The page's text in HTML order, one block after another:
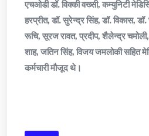
एचओडी डॉ. विक्की वख्सी, कम्युनिटी
हरप्रीत, डॉ. सुरेन्द्र सिंह, डॉ. विकास,
रूचि, सूरज रावत, प्रदीप, शैलेन्द्र
शाह, जतिन सिंह, विजय जमलोकी सहित
कर्मचारी मौजूद थे।